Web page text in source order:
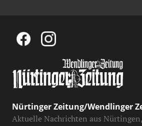
Nürtinger Zeitung/Wendlinger
Aktuelle Nachrichten aus